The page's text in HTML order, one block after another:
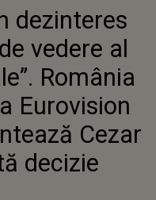
MARE DIN PUNCT
AL CREAȚIILOR
ROMÂNIA NU VA
LA EUROVISION 2024.
CEZAR
dezinteres
vedere al
România
Eurovision
Cezar
decizie